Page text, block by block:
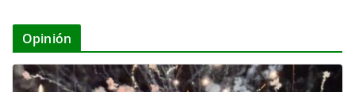
Opinión